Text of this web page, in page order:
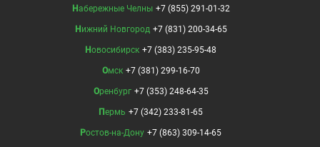
Набережные Челны +7 (855) 291-01-32
Нижний Новгород +7 (831) 200-34-65
Новосибирск +7 (383) 235-95-48
Омск +7 (381) 299-16-70
Оренбург +7 (353) 248-64-35
Пермь +7 (342) 233-81-65
Ростов-на-Дону +7 (863) 309-14-65